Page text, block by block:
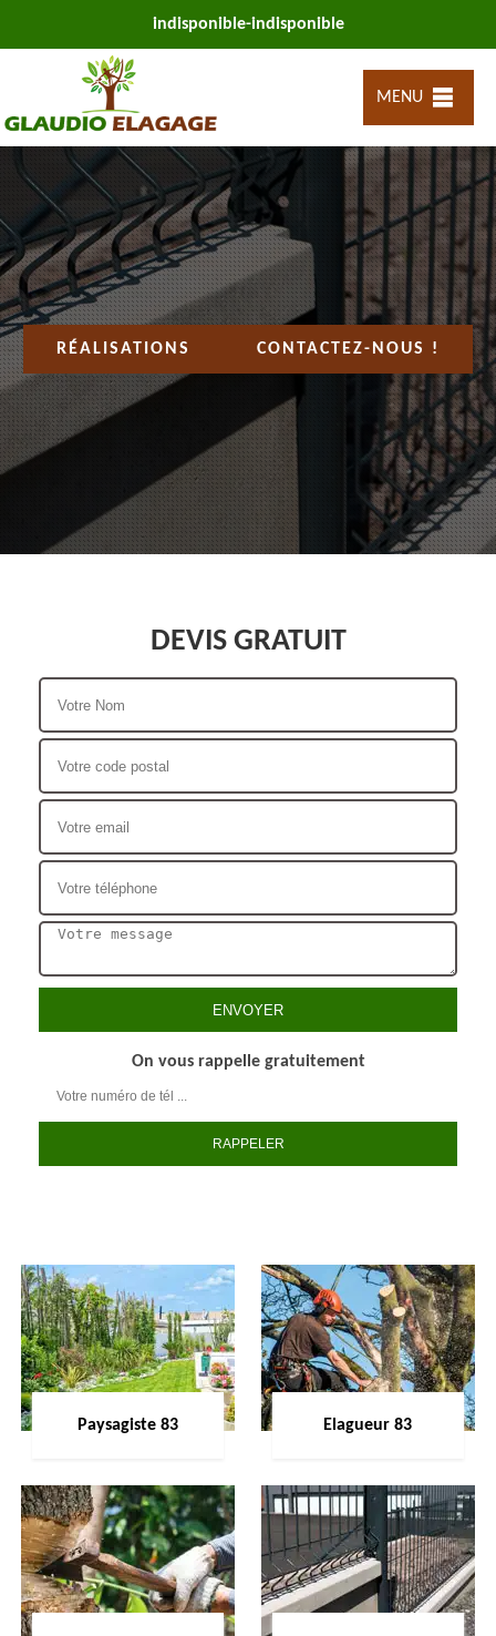
indisponible-indisponible
MENU
RÉALISATIONS CONTACTEZ-NOUS !
DEVIS GRATUIT
On vous rappelle gratuitement
Paysagiste 83 Elagueur 83